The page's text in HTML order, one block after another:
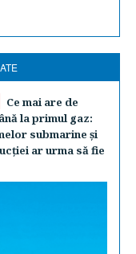
Ce mai are de
la primul gaz:
submarine şi
ar urma să fie